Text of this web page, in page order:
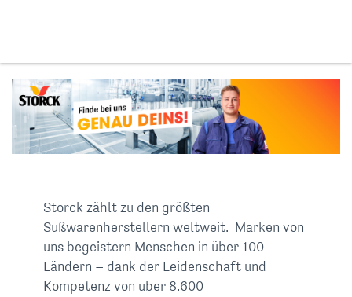
Storck zählt zu den größten
Süßwarenherstellern weltweit. Marken von
uns begeistern Menschen in über 100
Ländern – dank der Leidenschaft und
Kompetenz von über 8.600